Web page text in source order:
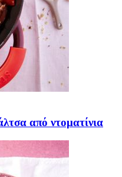
από ντοματίνια